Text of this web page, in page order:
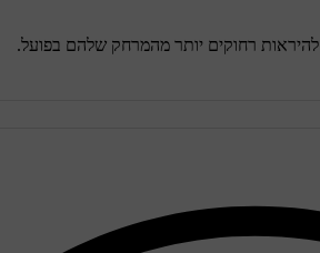
רחוקים יותר מהמרחק שלהם בפועל.